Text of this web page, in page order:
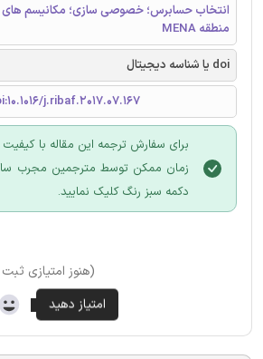
انتخاب حسابرس؛ خصوصی سازی؛ مکانیسم های
منطقه MENA
doi یا شناسه دیجیتال
j.ribaf.2017.07.167
برای سفارش ترجمه این مقاله با کیفیت
زمان ممکن توسط مترجمین مجرب
دکمه سبز رنگ کلیک نمایید.
(هنوز امتیازی